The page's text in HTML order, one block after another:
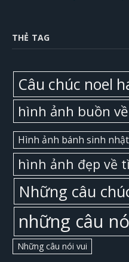
THẺ TAG
Câu chúc noel
hình ảnh buồn
Hình ảnh bánh sinh nhật
hình ảnh đẹp về
Những câu
những câu
Những câu nói vui